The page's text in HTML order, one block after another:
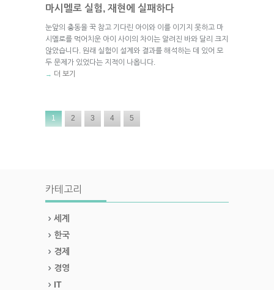
마시멜로 실험, 재현에 실패하다
눈앞의 충동을 꾹 참고 기다린 아이와 이를 이기지 못하고 마
시멜로를 먹어치운 아이 사이의 차이는 알려진 바와 달리 크지
않았습니다. 원래 실험이 설계와 결과를 해석하는 데 있어 모
두 문제가 있었다는 지적이 나옵니다.
→ 더 보기
1 2 3 4 5
카테고리
세계
한국
경제
경영
IT